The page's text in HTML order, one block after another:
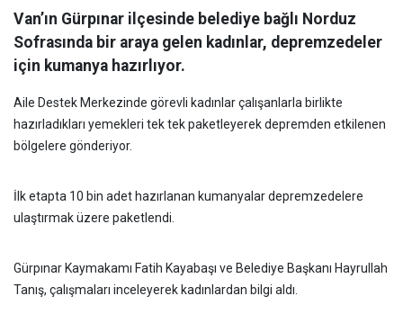
Van’ın Gürpınar ilçesinde belediye bağlı Norduz
Sofrasında bir araya gelen kadınlar, depremzedeler
için kumanya hazırlıyor.
Aile Destek Merkezinde görevli kadınlar çalışanlarla birlikte
hazırladıkları yemekleri tek tek paketleyerek depremden etkilenen
bölgelere gönderiyor.
İlk etapta 10 bin adet hazırlanan kumanyalar depremzedelere
ulaştırmak üzere paketlendi.
Gürpınar Kaymakamı Fatih Kayabaşı ve Belediye Başkanı Hayrullah
Tanış, çalışmaları inceleyerek kadınlardan bilgi aldı.